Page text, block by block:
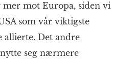
mer mot Europa, siden vi
som vår viktigste
allierte. Det andre
seg nærmere